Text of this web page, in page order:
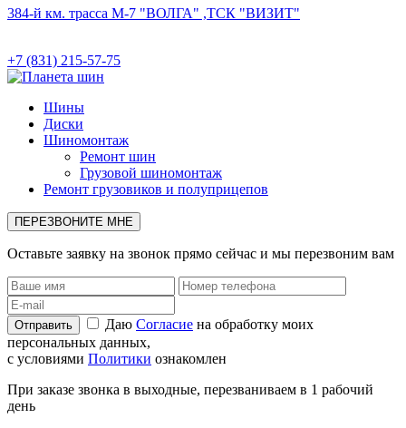
384-й км. трасса М-7 "ВОЛГА" ,ТСК "ВИЗИТ"
+7 (831) 215-57-75
Шины
Диски
Шиномонтаж
Ремонт шин
Грузовой шиномонтаж
Ремонт грузовиков и полуприцепов
ПЕРЕЗВОНИТЕ МНЕ
Оставьте заявку на звонок прямо сейчас и мы перезвоним вам
Даю Согласие на обработку моих
персональных данных,
с условиями Политики ознакомлен
При заказе звонка в выходные, перезваниваем в 1 рабочий
день